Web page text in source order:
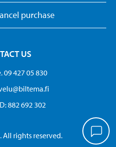
purchase
US
09 427 05 830
882 692 302
All rights reserved.